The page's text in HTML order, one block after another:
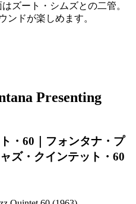
ズート・シムズとの二管。
ンドが楽しめます。
Presenting
・60｜フォンタナ・プ
ズ・クインテット・60